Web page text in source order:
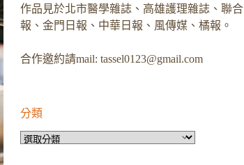
作品見於北市醫學雜誌、高雄護理雜誌、聯合
報、金門日報、中華日報、風傳媒、橘報。
合作邀約請mail: tassel0123@gmail.com
分類
分